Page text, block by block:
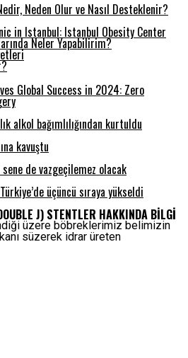
Neden Olur ve Nasıl Desteklenir?
in Istanbul: Istanbul Obesity Center
Neler Yapabilirim?
Global Success in 2024: Zero
alkol bağımlılığından kurtuldu
kavuştu
de vazgeçilemez olacak
üçüncü sıraya yükseldi
J) STENTLER HAKKINDA BİLGİ
üzere böbreklerimiz belimizin
süzerek idrar üreten